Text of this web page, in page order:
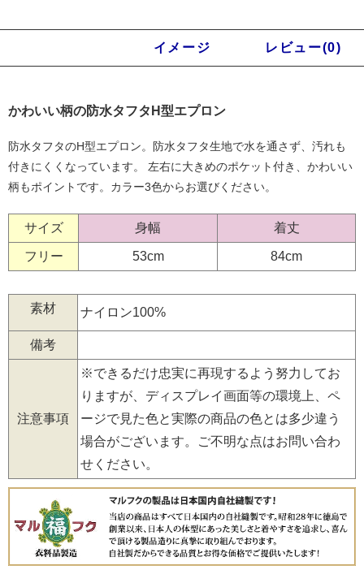
イメージ レビュー(0)
かわいい柄の防水タフタH型エプロン
防水タフタのH型エプロン。防水タフタ生地で水を通さず、汚れも
付きにくくなっています。 左右に大きめのポケット付き、かわいい
柄もポイントです。カラー3色からお選びください。
サイズ 身幅 着丈
フリー 53cm 84cm
素材 ナイロン100%
備考
注意事項
※できるだけ忠実に再現するよう努力してお
りますが、ディスプレイ画面等の環境上、ペ
ージで見た色と実際の商品の色とは多少違う
場合がございます。ご不明な点はお問い合わ
せください。